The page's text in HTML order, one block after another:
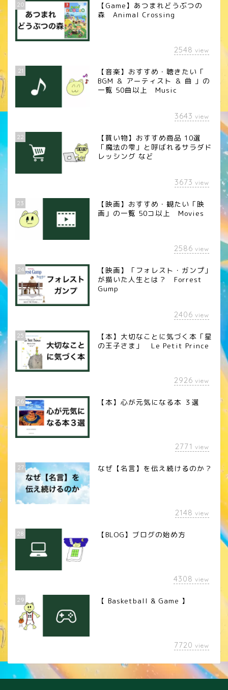
20
【Game】あつまれどうぶつの
森 Animal Crossing
2548 view
21
【音楽】おすすめ・聴きたい「
BGM ＆ アーティスト ＆ 曲 」の
一覧 50曲以上 Music
3643 view
22
【買い物】おすすめ商品 10選
「魔法の雫」と呼ばれるサラダド
レッシング など
3673 view
23
【映画】おすすめ・観たい「映
画」の一覧 50コ以上 Movies
2586 view
24
【映画】「フォレスト・ガンプ」
が描いた人生とは？ Forrest
Gump
2406 view
25
【本】大切なことに気づく本「星
の王子さま」 Le Petit Prince
2926 view
26 【本】心が元気になる本 ３選
2771 view
27 なぜ【名言】を伝え続けるのか？
2148 view
28 【BLOG】ブログの始め方
4308 view
29 【 Basketball & Game 】
7720 view
カメラレンズ
YouTube